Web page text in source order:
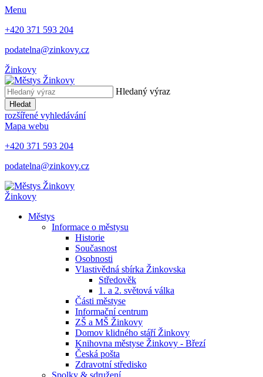
Menu
+420 371 593 204
podatelna@zinkovy.cz
Žinkovy
Hledaný výraz
Hledat
rozšířené vyhledávání
Mapa webu
+420 371 593 204
podatelna@zinkovy.cz
Žinkovy
Městys
Informace o městysu
Historie
Současnost
Osobnosti
Vlastivědná sbírka Žinkovska
Středověk
1. a 2. světová válka
Části městyse
Informační centrum
ZŠ a MŠ Žinkovy
Domov klidného stáří Žinkovy
Knihovna městyse Žinkovy - Březí
Česká pošta
Zdravotní středisko
Spolky & sdružení